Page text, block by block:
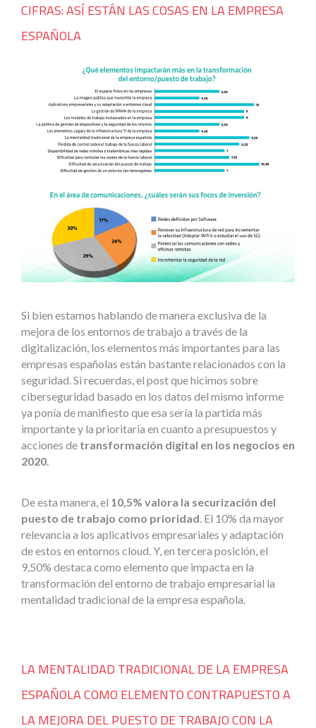
CIFRAS: ASÍ ESTÁN LAS COSAS EN LA EMPRESA
ESPAÑOLA
Si bien estamos hablando de manera exclusiva de la
mejora de los entornos de trabajo a través de la
digitalización, los elementos más importantes para las
empresas españolas están bastante relacionados con la
seguridad. Si recuerdas, el post que hicimos sobre
ciberseguridad basado en los datos del mismo informe
ya ponía de manifiesto que esa sería la partida más
importante y la prioritaria en cuanto a presupuestos y
acciones de transformación digital en los negocios en
2020.
De esta manera, el 10,5% valora la securización del
puesto de trabajo como prioridad. El 10% da mayor
relevancia a los aplicativos empresariales y adaptación
de estos en entornos cloud. Y, en tercera posición, el
9,50% destaca como elemento que impacta en la
transformación del entorno de trabajo empresarial la
mentalidad tradicional de la empresa española.
LA MENTALIDAD TRADICIONAL DE LA EMPRESA
ESPAÑOLA COMO ELEMENTO CONTRAPUESTO A
LA MEJORA DEL PUESTO DE TRABAJO CON LA